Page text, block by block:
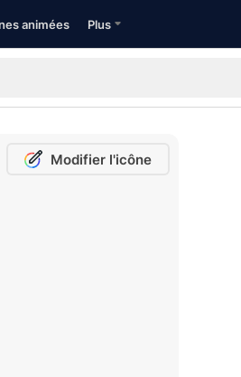
animées Plus
Modifier l'icône